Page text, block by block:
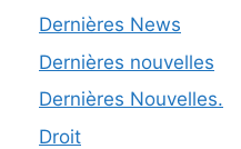
Dernières News
Dernières nouvelles
Dernières Nouvelles.
Droit